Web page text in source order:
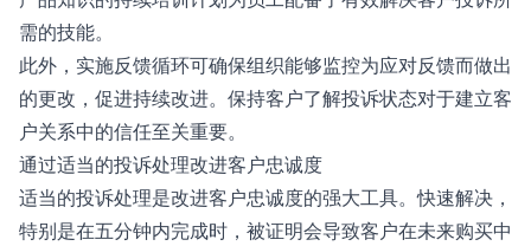
需的技能。
此外，实施反馈循环可确保组织能够监控为应对反馈而做出
的更改，促进持续改进。保持客户了解投诉状态对于建立客
户关系中的信任至关重要。
通过适当的投诉处理改进客户忠诚度
适当的投诉处理是改进客户忠诚度的强大工具。快速解决，
特别是在五分钟内完成时，被证明会导致客户在未来购买中